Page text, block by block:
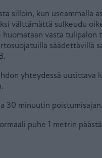
silloin, kun useammalla
välttämättä sulkeudu
huomataan vasta
säädettävillä
yhteydessä uusittava
30 minuutin poistumisajan.
puhe 1 metrin